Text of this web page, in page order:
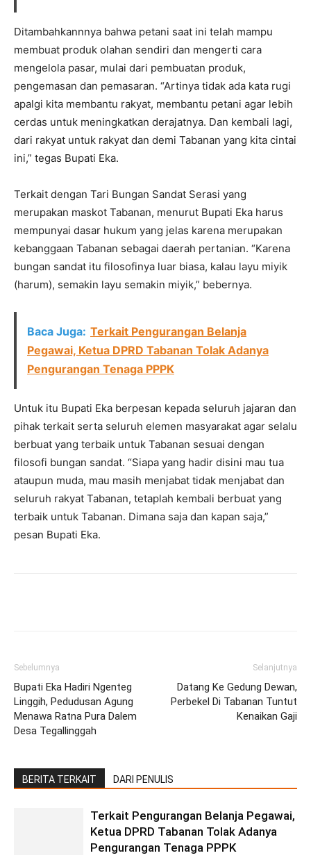
Ditambahkannnya bahwa petani saat ini telah mampu
membuat produk olahan sendiri dan mengerti cara
mengelola pasar, mulai dari pembuatan produk,
pengemasan dan pemasaran. “Artinya tidak ada kata rugi
apalgi kita membantu rakyat, membantu petani agar lebih
cerdas untuk meningkatkan derajatnya. Dan kembali lagi,
dari rakyat untuk rakyat dan demi Tabanan yang kita cintai
ini,” tegas Bupati Eka.
Terkait dengan Tari Bungan Sandat Serasi yang
merupakan maskot Tabanan, menurut Bupati Eka harus
mempunyai dasar hukum yang jelas karena merupakan
kebanggaan Tabanan sebagai daerah pertanian. “Karena
bungan sandat itu filosofinya luar biasa, kalau layu miyik
(harum), semakin layu semakin miyik,” bebernya.
Baca Juga: Terkait Pengurangan Belanja
Pegawai, Ketua DPRD Tabanan Tolak Adanya
Pengurangan Tenaga PPPK
Untuk itu Bupati Eka berpesan kepada seluruh jajaran dan
pihak terkait serta seluruh elemen masyarakat agar selalu
berbuat yang terbaik untuk Tabanan sesuai dengan
filosofi bungan sandat. “Siapa yang hadir disini mau tua
ataupun muda, mau masih menjabat tidak menjabat dan
seluruh rakyat Tabanan, tetaplah kembali berbuat yang
terbaik untuk Tabanan. Dimana saja dan kapan saja,”
pesan Bupati Eka.
Sebelumnya
Bupati Eka Hadiri Ngenteg
Linggih, Pedudusan Agung
Menawa Ratna Pura Dalem
Desa Tegallinggah
Selanjutnya
Datang Ke Gedung Dewan,
Perbekel Di Tabanan Tuntut
Kenaikan Gaji
BERITA TERKAIT DARI PENULIS
Terkait Pengurangan Belanja Pegawai,
Ketua DPRD Tabanan Tolak Adanya
Pengurangan Tenaga PPPK